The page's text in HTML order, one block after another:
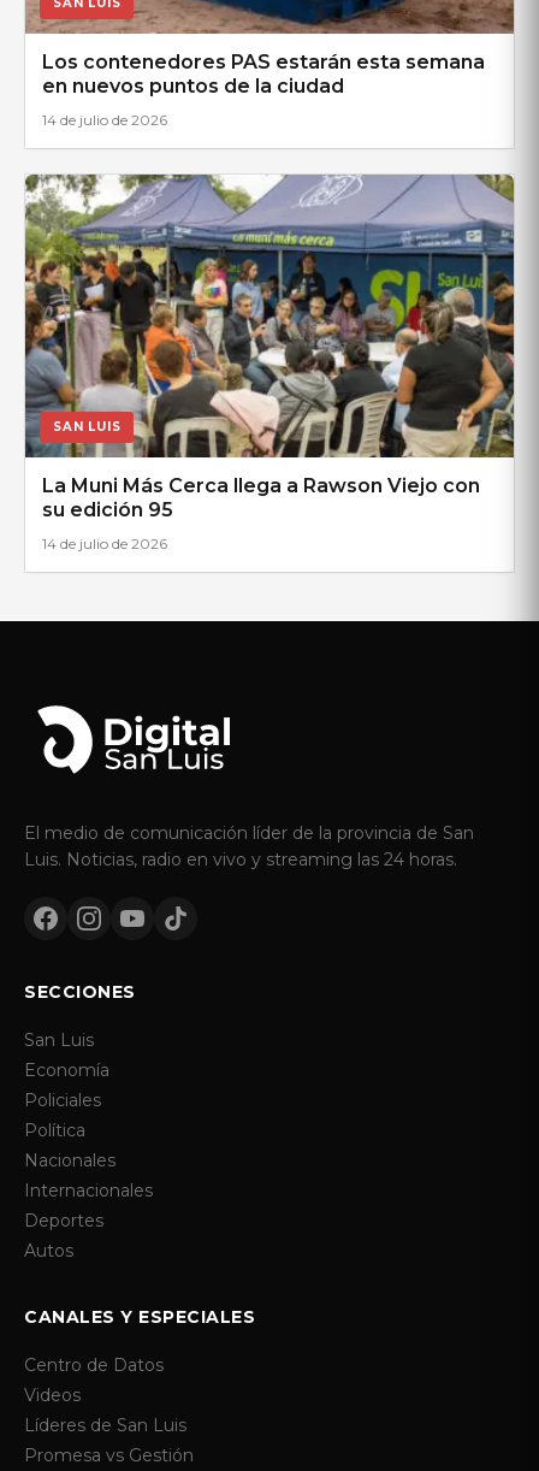
Los contenedores PAS estarán esta semana
en nuevos puntos de la ciudad
14 de julio de 2026
SAN LUIS
La Muni Más Cerca llega a Rawson Viejo con
su edición 95
14 de julio de 2026
El medio de comunicación líder de la provincia de San
Luis. Noticias, radio en vivo y streaming las 24 horas.
SECCIONES
San Luis
Economía
Policiales
Política
Nacionales
Internacionales
Deportes
Autos
CANALES Y ESPECIALES
Centro de Datos
Videos
Líderes de San Luis
Promesa vs Gestión